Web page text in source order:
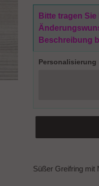
Bitte tragen
Beschreibung
Personalisierung
wird
Süßer Greifring mit